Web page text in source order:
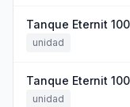
Tanque Eternit
unidad
Tanque Eternit
unidad